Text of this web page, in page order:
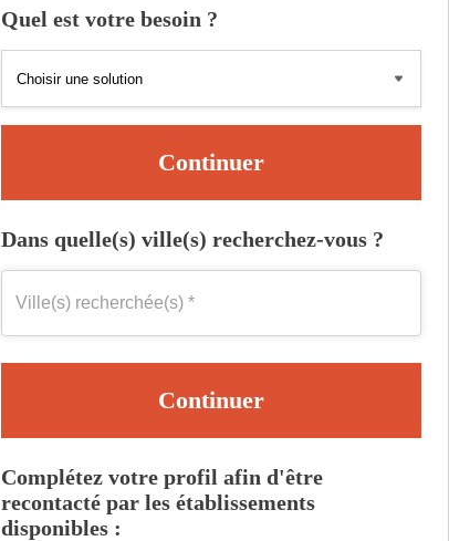
Quel est votre besoin ?
Continuer
Dans quelle(s) ville(s) recherchez-vous ?
Continuer
Complétez votre profil afin d'être
recontacté par les établissements
disponibles :